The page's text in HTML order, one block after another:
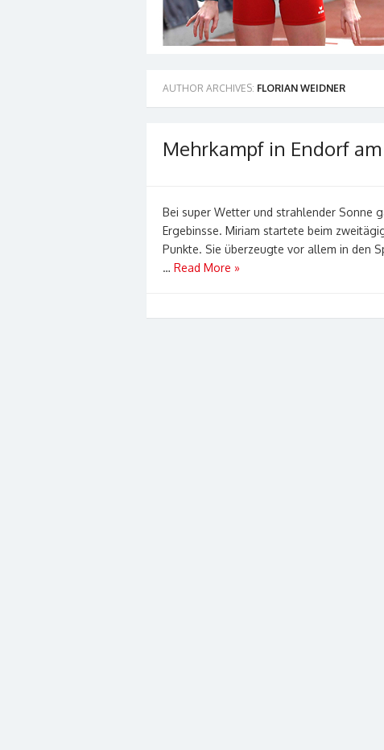
AUTHOR ARCHIVES: FLORIAN WEIDNER
Mehrkampf in Endorf am
Bei super Wetter und strahlender Sonne
Ergebinsse. Miriam startete beim
Punkte. Sie überzeugte vor allem in den
… Read More »